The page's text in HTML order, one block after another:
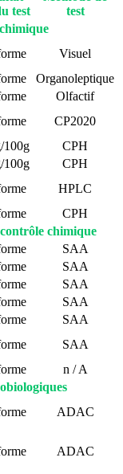
test
test
Visuel
Organoleptique
Olfactif
CP2020
100g
CPH
100g
CPH
HPLC
CPH
chimique
SAA
SAA
SAA
SAA
SAA
SAA
n / A
ADAC
ADAC